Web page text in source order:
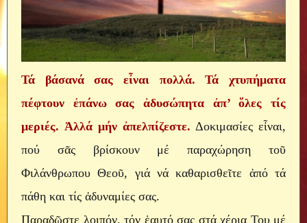
Τά βάσανά σας εἶναι πολλά. Τά χτυπήματα
πέφτουν ἐπάνω σας ἀδυσώπητα ἀπ’ ὅλες τίς
μεριές. Ἀλλά μήν ἀπελπίζεστε. Δοκιμασίες εἶναι,
πού σᾶς βρίσκουν μέ παραχώρηση τοῦ
Φιλάνθρωπου Θεοῦ, γιά νά καθαρισθεῖτε ἀπό τά
πάθη και τίς ἀδυναμίες σας.
Παραδῶστε λοιπόν, τόν ἑαυτό σας στά χέρια Του μέ